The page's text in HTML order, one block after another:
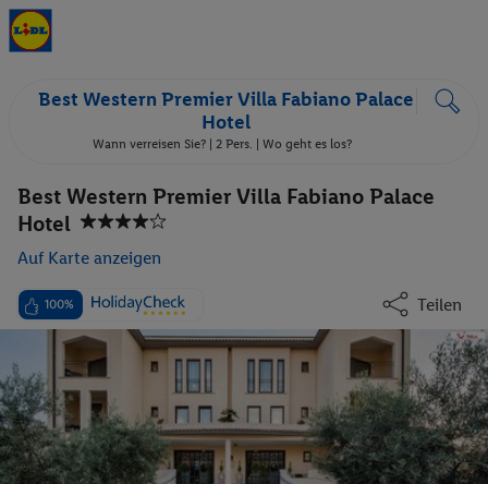
Best Western Premier Villa Fabiano Palace
Hotel
Wann verreisen Sie? | 2 Pers. | Wo geht es los?
Best Western Premier Villa Fabiano Palace
Hotel
Auf Karte anzeigen
100% Teilen